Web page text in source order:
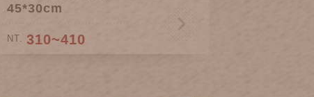
45*30cm
NT. 310~410